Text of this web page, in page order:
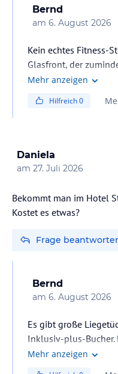
Bernd
am 6. August 2026
Kein echtes Fitness-
Glasfront, der
Hometrainer
Zur Animation macht
Mehr anzeigen
Hilfreich0
Daniela
am 27. Juli 2026
Bekommt man im Hotel
Kostet es etwas?
Frage
Bernd
am 6. August 2026
Es gibt große
Inklusiv-plus-Bucher.
Tag direkt beim Pool
Mehr anzeigen